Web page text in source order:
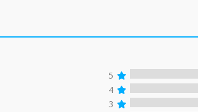
5
4
3